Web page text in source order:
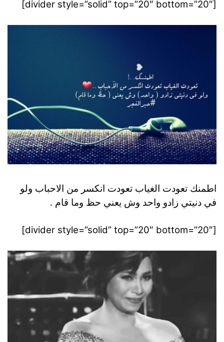
[divider style=”solid” top=”20″ bottom=”20″]
اطمنك تعودت الغياب تعودت انكسر من الاحباب ولو
في دنيتي زادو واحد وش يعني حظ وما قام .
[divider style=”solid” top=”20″ bottom=”20″]